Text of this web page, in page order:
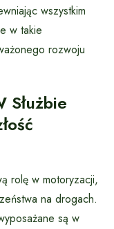
wszystkim
w takie
rozwoju
rolę w motoryzacji,
na drogach.
są w